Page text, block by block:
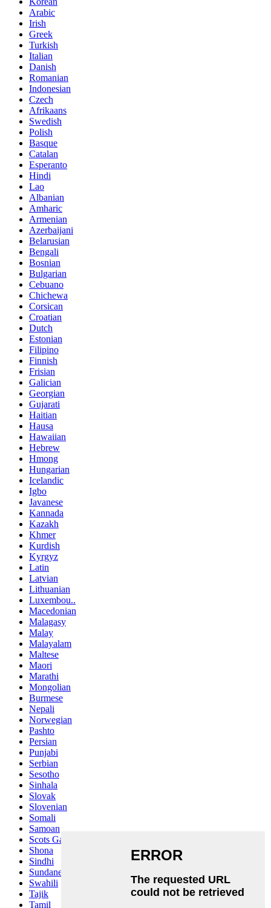
Arabic
Irish
Greek
Turkish
Italian
Danish
Romanian
Indonesian
Czech
Afrikaans
Swedish
Polish
Basque
Catalan
Esperanto
Hindi
Lao
Albanian
Amharic
Armenian
Azerbaijani
Belarusian
Bengali
Bosnian
Bulgarian
Cebuano
Chichewa
Corsican
Croatian
Dutch
Estonian
Filipino
Finnish
Frisian
Galician
Georgian
Gujarati
Haitian
Hausa
Hawaiian
Hebrew
Hmong
Hungarian
Icelandic
Igbo
Javanese
Kannada
Kazakh
Khmer
Kurdish
Kyrgyz
Latin
Latvian
Lithuanian
Luxembou..
Macedonian
Malagasy
Malay
Malayalam
Maltese
Maori
Marathi
Mongolian
Burmese
Nepali
Norwegian
Pashto
Persian
Punjabi
Serbian
Sesotho
Sinhala
Slovak
Slovenian
Somali
Samoan
Scots Gaelic
Shona
Sindhi
Sundanese
Swahili
Tajik
Tamil